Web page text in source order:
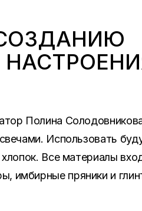
Полина
Использовать
Все материалы
имбирные пряники и